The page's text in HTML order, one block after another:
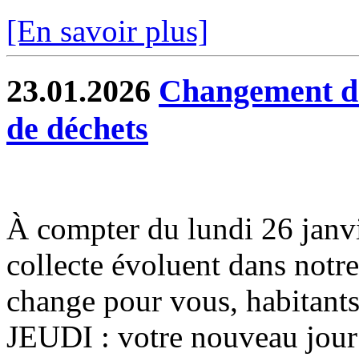
[En savoir plus]
23.01.2026 Changement
de déchets
À compter du lundi 26
collecte évoluent dans
change pour vous,
JEUDI : votre nouveau